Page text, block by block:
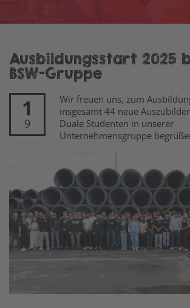
Ausbildungsstart 2025
BSW-Gruppe
1
9
Wir freuen uns, zum
insgesamt 44 neue
Duale Studenten in unserer
Unternehmensgruppe